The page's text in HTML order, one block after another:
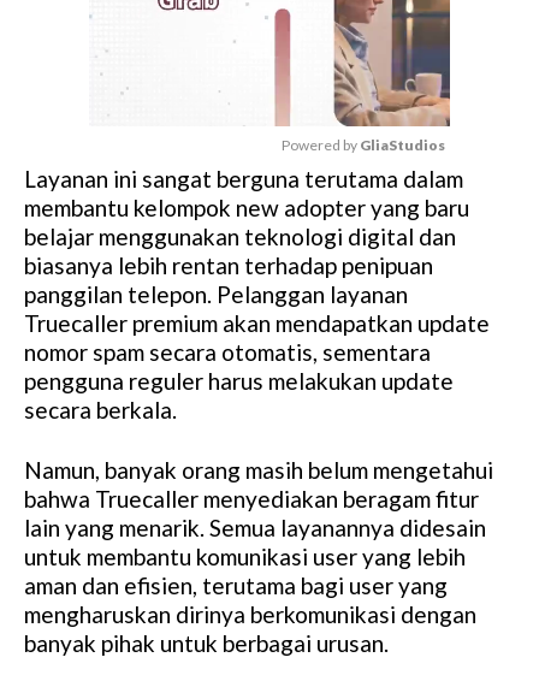
M
u
t
e
Powered by GliaStudios
Layanan ini sangat berguna terutama dalam
membantu kelompok new adopter yang baru
belajar menggunakan teknologi digital dan
biasanya lebih rentan terhadap penipuan
panggilan telepon. Pelanggan layanan
Truecaller premium akan mendapatkan update
nomor spam secara otomatis, sementara
pengguna reguler harus melakukan update
secara berkala.
Namun, banyak orang masih belum mengetahui
bahwa Truecaller menyediakan beragam fitur
lain yang menarik. Semua layanannya didesain
untuk membantu komunikasi user yang lebih
aman dan efisien, terutama bagi user yang
mengharuskan dirinya berkomunikasi dengan
banyak pihak untuk berbagai urusan.